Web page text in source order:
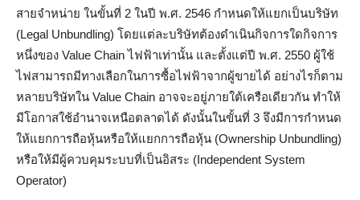
สายจำหน่าย ในขั้นที่ 2 ในปี พ.ศ. 2546 กำหนดให้แยกเป็นบริษัท
(Legal Unbundling) โดยแต่ละบริษัทต้องดำเนินกิจการใดกิจการ
หนึ่งของ Value Chain ไฟฟ้าเท่านั้น และตั้งแต่ปี พ.ศ. 2550 ผู้ใช้
ไฟสามารถมีทางเลือกในการซื้อไฟฟ้าจากผู้ขายได้ อย่างไรก็ตาม
หลายบริษัทใน Value Chain อาจจะอยู่ภายใต้เครือเดียวกัน ทำให้
มีโอกาสใช้อำนาจเหนือตลาดได้ ดังนั้นในขั้นที่ 3 จึงมีการกำหนด
ให้แยกการถือหุ้นหรือให้แยกการถือหุ้น (Ownership Unbundling)
หรือให้มีผู้ควบคุมระบบที่เป็นอิสระ (Independent System
Operator)